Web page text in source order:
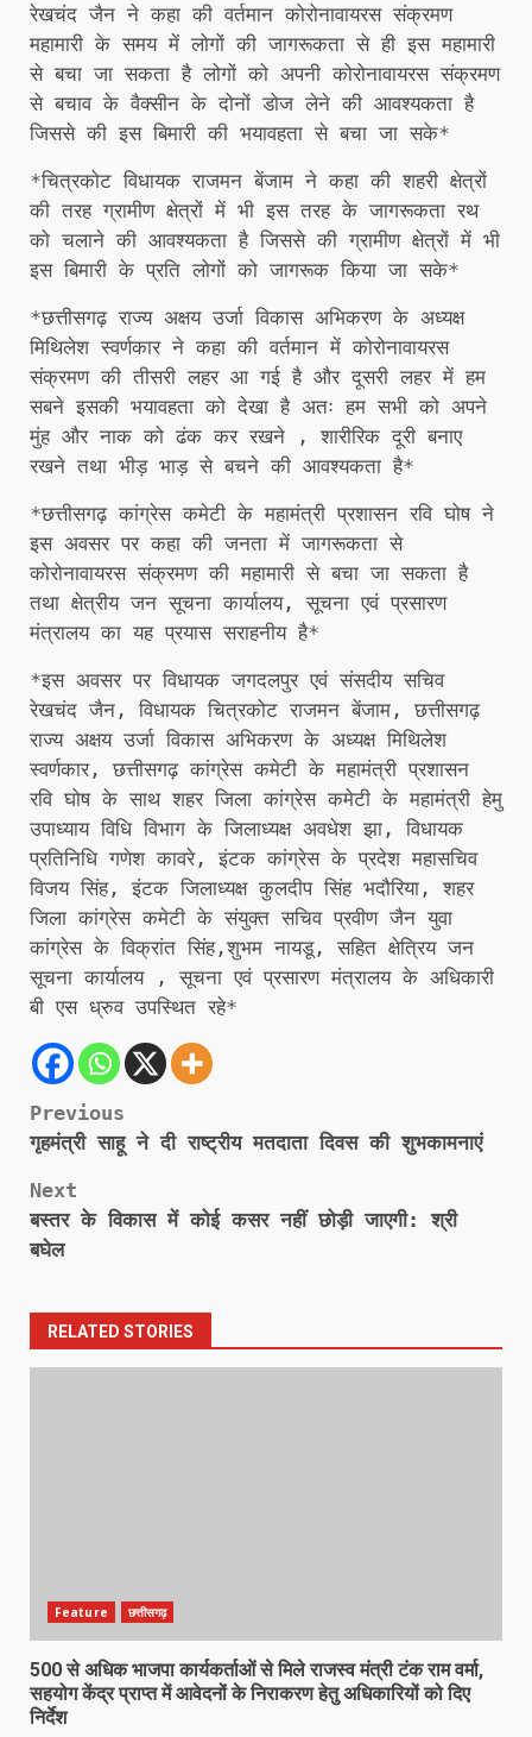
रेखचंद जैन ने कहा की वर्तमान कोरोनावायरस संक्रमण
महामारी के समय में लोगों की जागरूकता से ही इस महामारी
से बचा जा सकता है लोगों को अपनी कोरोनावायरस संक्रमण
से बचाव के वैक्सीन के दोनों डोज लेने की आवश्यकता है
जिससे की इस बिमारी की भयावहता से बचा जा सके*
*चित्रकोट विधायक राजमन बेंजाम ने कहा की शहरी क्षेत्रों
की तरह ग्रामीण क्षेत्रों में भी इस तरह के जागरूकता रथ
को चलाने की आवश्यकता है जिससे की ग्रामीण क्षेत्रों में भी
इस बिमारी के प्रति लोगों को जागरूक किया जा सके*
*छत्तीसगढ़ राज्य अक्षय उर्जा विकास अभिकरण के अध्यक्ष
मिथिलेश स्वर्णकार ने कहा की वर्तमान में कोरोनावायरस
संक्रमण की तीसरी लहर आ गई है और दूसरी लहर में हम
सबने इसकी भयावहता को देखा है अतः हम सभी को अपने
मुंह और नाक को ढंक कर रखने , शारीरिक दूरी बनाए
रखने तथा भीड़ भाड़ से बचने की आवश्यकता है*
*छत्तीसगढ़ कांग्रेस कमेटी के महामंत्री प्रशासन रवि घोष ने
इस अवसर पर कहा की जनता में जागरूकता से
कोरोनावायरस संक्रमण की महामारी से बचा जा सकता है
तथा क्षेत्रीय जन सूचना कार्यालय, सूचना एवं प्रसारण
मंत्रालय का यह प्रयास सराहनीय है*
*इस अवसर पर विधायक जगदलपुर एवं संसदीय सचिव
रेखचंद जैन, विधायक चित्रकोट राजमन बेंजाम, छत्तीसगढ़
राज्य अक्षय उर्जा विकास अभिकरण के अध्यक्ष मिथिलेश
स्वर्णकार, छत्तीसगढ़ कांग्रेस कमेटी के महामंत्री प्रशासन
रवि घोष के साथ शहर जिला कांग्रेस कमेटी के महामंत्री हेमु
उपाध्याय विधि विभाग के जिलाध्यक्ष अवधेश झा, विधायक
प्रतिनिधि गणेश कावरे, इंटक कांग्रेस के प्रदेश महासचिव
विजय सिंह, इंटक जिलाध्यक्ष कुलदीप सिंह भदौरिया, शहर
जिला कांग्रेस कमेटी के संयुक्त सचिव प्रवीण जैन युवा
कांग्रेस के विक्रांत सिंह,शुभम नायडू, सहित क्षेत्रिय जन
सूचना कार्यालय , सूचना एवं प्रसारण मंत्रालय के अधिकारी
बी एस ध्रुव उपस्थित रहे*
Post
navigation
Previous
गृहमंत्री साहू ने दी राष्ट्रीय मतदाता दिवस की शुभकामनाएं
Next
​​​​​​​बस्तर के विकास में कोई कसर नहीं छोड़ी जाएगी: श्री
बघेल
RELATED STORIES
Feature छत्तीसगढ़
500 से अधिक भाजपा कार्यकर्ताओं से मिले राजस्व मंत्री टंक राम वर्मा,
सहयोग केंद्र प्राप्त में आवेदनों के निराकरण हेतु अधिकारियों को दिए
निर्देश